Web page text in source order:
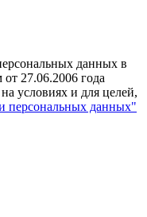
данных в
27.06.2006 года
условиях и для целей,
персональных данных"